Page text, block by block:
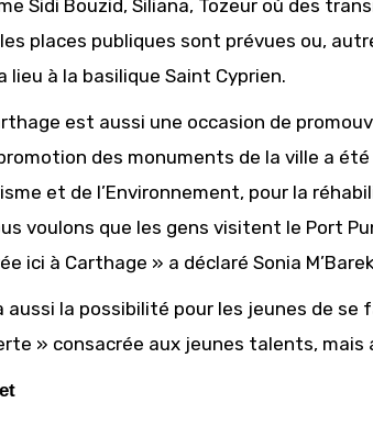
Sidi Bouzid, Siliana, Tozeur où des
places publiques sont prévues ou,
lieu à la basilique Saint Cyprien.
est aussi une occasion de
des monuments de la ville a
et de l’Environnement, pour la
voulons que les gens visitent le Port
ici à Carthage » a déclaré Sonia
la possibilité pour les jeunes de se
» consacrée aux jeunes talents, mais